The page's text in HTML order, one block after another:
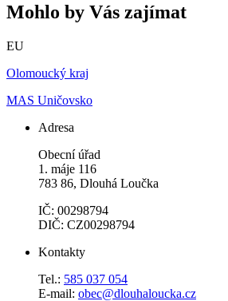
Mohlo by Vás zajímat
EU
Olomoucký kraj
MAS Uničovsko
Adresa
Obecní úřad
1. máje 116
783 86, Dlouhá Loučka
IČ: 00298794
DIČ: CZ00298794
Kontakty
Tel.: 585 037 054
E-mail: obec@dlouhaloucka.cz